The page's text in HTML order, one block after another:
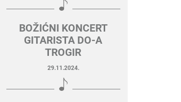
BOŽIĆNI KONCERT
GITARISTA DO-A
TROGIR
29.11.2024.